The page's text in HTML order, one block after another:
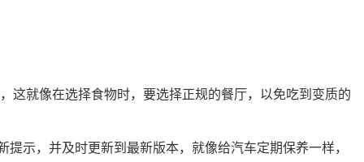
这就像在选择食物时，要选择正规的餐厅，以免吃到变质的
示，并及时更新到最新版本，就像给汽车定期保养一样，